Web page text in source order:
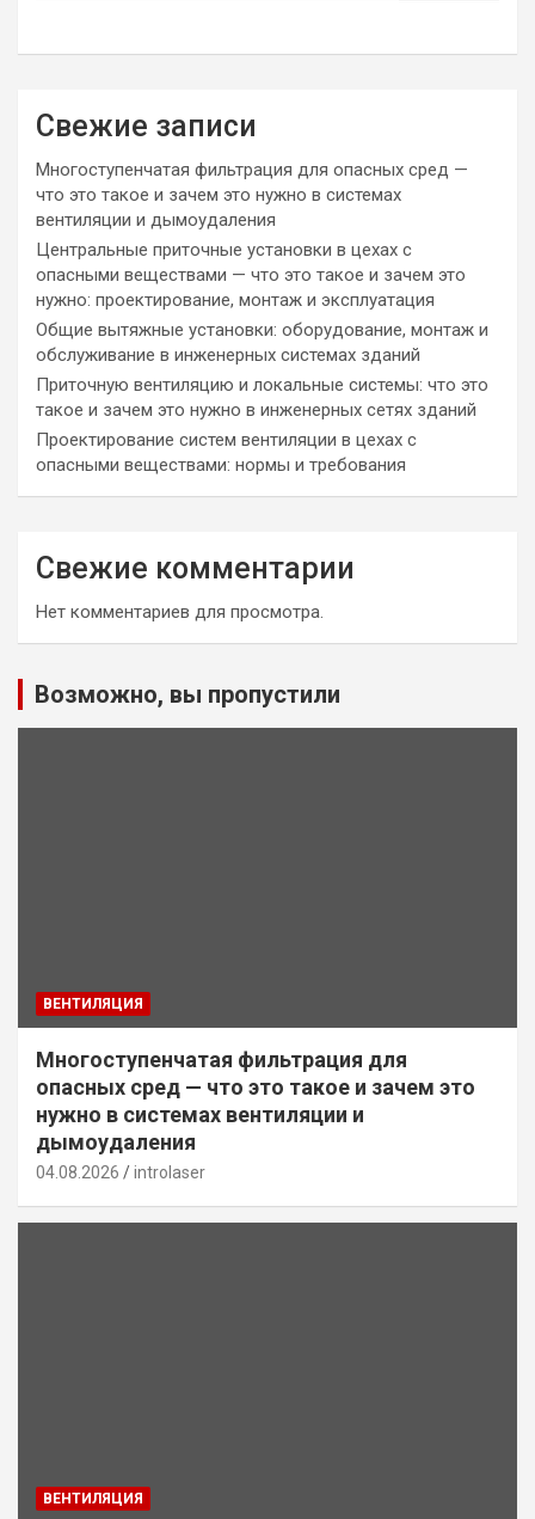
Свежие записи
Многоступенчатая фильтрация для опасных сред —
что это такое и зачем это нужно в системах
вентиляции и дымоудаления
Центральные приточные установки в цехах с
опасными веществами — что это такое и зачем это
нужно: проектирование, монтаж и эксплуатация
Общие вытяжные установки: оборудование, монтаж и
обслуживание в инженерных системах зданий
Приточную вентиляцию и локальные системы: что это
такое и зачем это нужно в инженерных сетях зданий
Проектирование систем вентиляции в цехах с
опасными веществами: нормы и требования
Свежие комментарии
Нет комментариев для просмотра.
Возможно, вы пропустили
ВЕНТИЛЯЦИЯ
Многоступенчатая фильтрация для
опасных сред — что это такое и зачем это
нужно в системах вентиляции и
дымоудаления
04.08.2026 introlaser
ВЕНТИЛЯЦИЯ